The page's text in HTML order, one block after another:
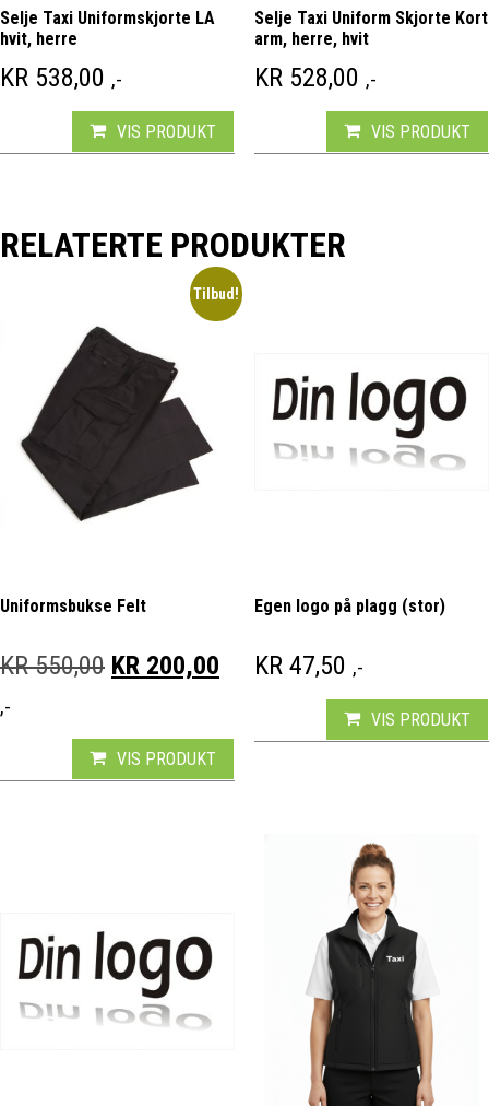
Selje Taxi Uniformskjorte LA
hvit, herre
KR 538,00 ,-
VIS PRODUKT
Selje Taxi Uniform Skjorte Kort
arm, herre, hvit
KR528,00 ,-
VIS PRODUKT
RELATERTE PRODUKTER
Tilbud!
Uniformsbukse Felt
KR550,00 OPPRINNELIG PRIS VAR: KR 550,00.
KR 200,00 NÅVÆRENDE PRIS ER:
,-
VIS PRODUKT
Egen logo på plagg (stor)
KR47,50 ,-
VIS PRODUKT